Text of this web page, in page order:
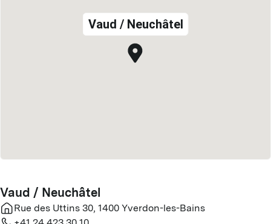
Vaud / Neuchâtel
Vaud / Neuchâtel
Rue des Uttins 30, 1400 Yverdon-les-Bains